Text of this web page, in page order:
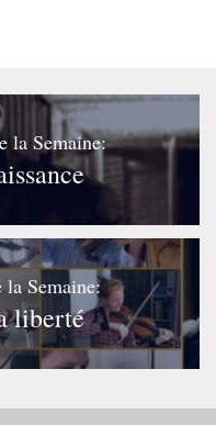
la Semaine:
la Semaine:
liberté